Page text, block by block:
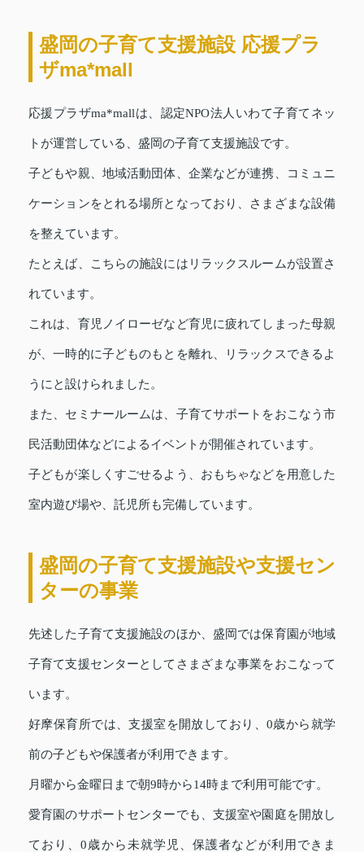
盛岡の子育て支援施設 応援プラ
ザma*mall
応援プラザma*mallは、認定NPO法人いわて子育てネッ
トが運営している、盛岡の子育て支援施設です。
子どもや親、地域活動団体、企業などが連携、コミュニ
ケーションをとれる場所となっており、さまざまな設備
を整えています。
たとえば、こちらの施設にはリラックスルームが設置さ
れています。
これは、育児ノイローゼなど育児に疲れてしまった母親
が、一時的に子どものもとを離れ、リラックスできるよ
うにと設けられました。
また、セミナールームは、子育てサポートをおこなう市
民活動団体などによるイベントが開催されています。
子どもが楽しくすごせるよう、おもちゃなどを用意した
室内遊び場や、託児所も完備しています。
盛岡の子育て支援施設や支援セン
ターの事業
先述した子育て支援施設のほか、盛岡では保育園が地域
子育て支援センターとしてさまざまな事業をおこなって
います。
好摩保育所では、支援室を開放しており、0歳から就学
前の子どもや保護者が利用できます。
月曜から金曜日まで朝9時から14時まで利用可能です。
愛育園のサポートセンターでも、支援室や園庭を開放し
ており、0歳から未就学児、保護者などが利用できま